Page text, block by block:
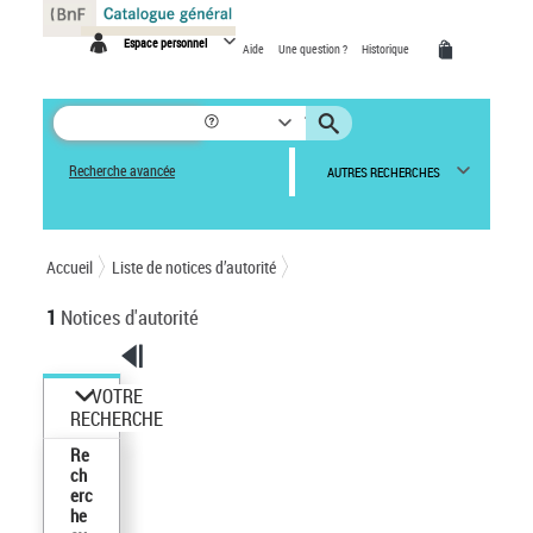
Espace personnel Aide Une question ? Historique
Recherche avancée AUTRES RECHERCHES
Accueil Liste de notices d’autorité
1 Notices d'autorité
VOTRE
RECHERCHE
Re
ch
erc
he
Panneau de gestion des cookies